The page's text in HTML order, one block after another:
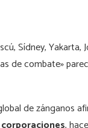
Sídney, Yakarta,
de combate»
de zánganos